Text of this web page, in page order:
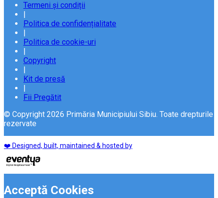
Termeni și condiții
Politica de confidențialitate
Politica de cookie-uri
Copyright
Kit de presă
Fii Pregătit
© Copyright 2026 Primăria Municipiului Sibiu. Toate drepturile
rezervate
❤️ Designed, built, maintained & hosted by
Acceptă Cookies